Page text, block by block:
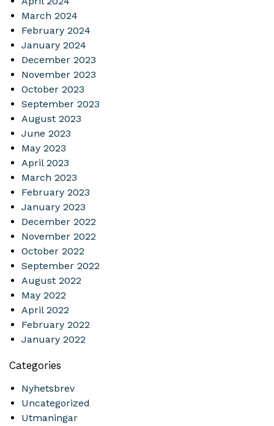
March 2024
February 2024
January 2024
December 2023
November 2023
October 2023
September 2023
August 2023
June 2023
May 2023
April 2023
March 2023
February 2023
January 2023
December 2022
November 2022
October 2022
September 2022
August 2022
May 2022
April 2022
February 2022
January 2022
Categories
Nyhetsbrev
Uncategorized
Utmaningar